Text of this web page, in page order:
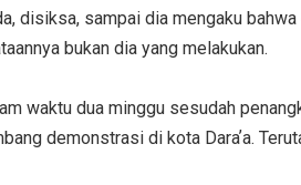
disiksa, sampai dia mengaku
bukan dia yang melakukan.
waktu dua minggu sesudah
demonstrasi di kota Daraʼa.